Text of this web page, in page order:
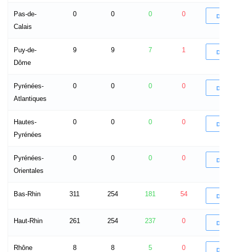
Pas-de-
Calais
0 0 0 0
Puy-de-
Dôme
9 9 7 1
Pyrénées-
Atlantiques
0 0 0 0
Hautes-
Pyrénées
0 0 0 0
Pyrénées-
Orientales
0 0 0 0
Bas-Rhin 311 254 181 54
Haut-Rhin 261 254 237 0
Rhône 8 8 5 0